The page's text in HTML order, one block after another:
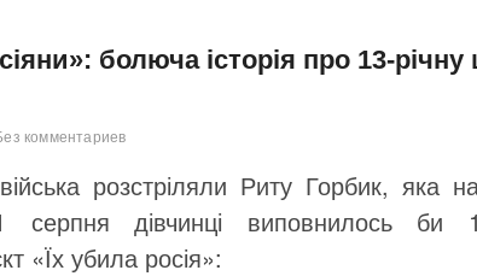
болюча історія про 13-
комментариев
війська розстріляли Риту Горбик, яка
дівчинці виповнилось би
«Їх убила росія»: